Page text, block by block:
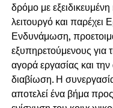
δρόμο με
λειτουργό και παρέχει
Ενδυνάμωση,
εξυπηρετούμενους για
αγορά εργασίας και
διαβίωση. Η
αποτελεί ένα βήμα